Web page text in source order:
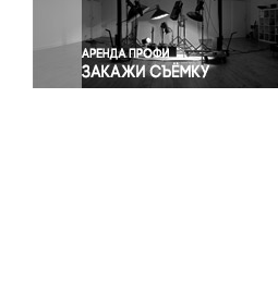
Экология
Экономика и бизнес